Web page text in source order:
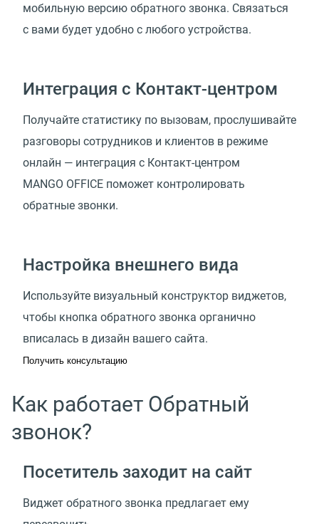
мобильную версию обратного звонка. Связаться
с вами будет удобно с любого устройства.
Интеграция с Контакт-центром
Получайте статистику по вызовам, прослушивайте
разговоры сотрудников и клиентов в режиме
онлайн — интеграция с Контакт-центром
MANGO OFFICE поможет контролировать
обратные звонки.
Настройка внешнего вида
Используйте визуальный конструктор виджетов,
чтобы кнопка обратного звонка органично
вписалась в дизайн вашего сайта.
Получить консультацию
Как работает Обратный
звонок?
Посетитель заходит на сайт
Виджет обратного звонка предлагает ему